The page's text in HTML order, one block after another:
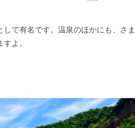
て有名です。温泉のほかにも、さ
よ。